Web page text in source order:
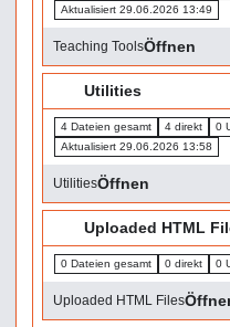
Aktualisiert 29.06.2026 13:49
Teaching ToolsÖffnen
Utilities
4 Dateien gesamt 4 direkt
0
Aktualisiert 29.06.2026 13:58
UtilitiesÖffnen
Uploaded HTML
0 Dateien gesamt 0 direkt 0
Uploaded HTML Files